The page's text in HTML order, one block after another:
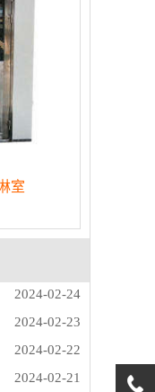
室
2024-02-24
2024-02-23
2024-02-22
2024-02-21